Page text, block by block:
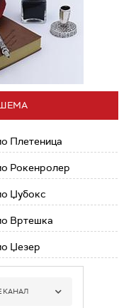
Плетеница
Рокенролер
Џубокс
Вртешка
Џезер
КАНАЛ